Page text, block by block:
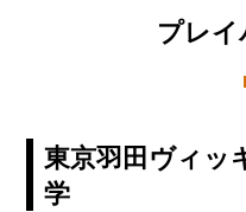
プレ
東京羽田ヴィッ
学